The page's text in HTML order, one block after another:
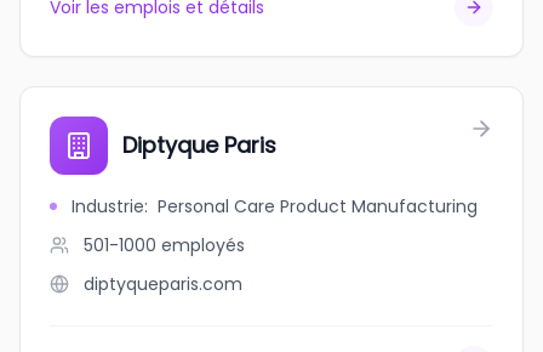
Voir les emplois et détails
Diptyque Paris
Industrie: Personal Care Product Manufacturing
501-1000 employés
diptyqueparis.com